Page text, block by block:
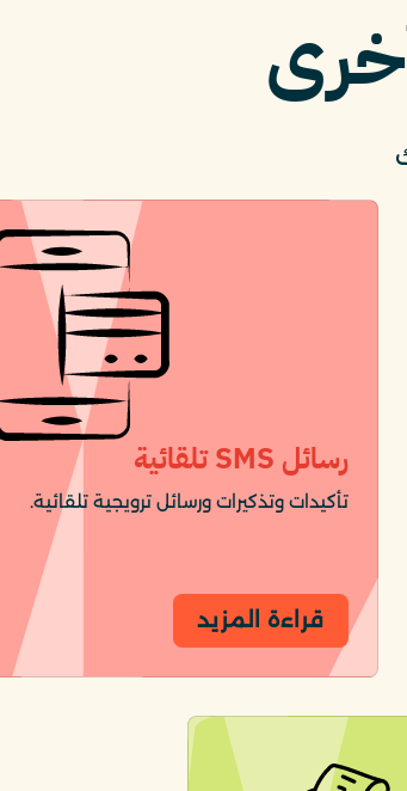
رسائل SMS تلقائية
تأكيدات وتذكيرات ورسائل ترويجية تلقائية.
قراءة المزيد